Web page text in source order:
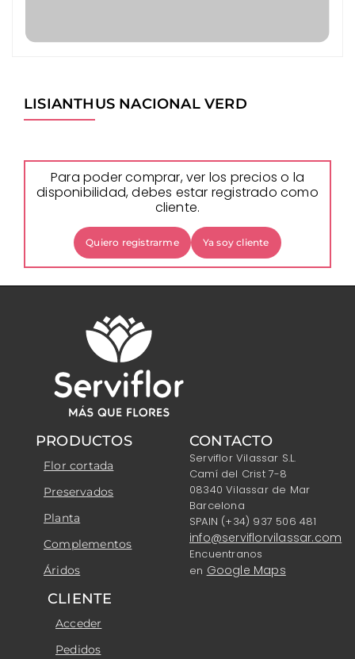
LISIANTHUS NACIONAL VERD
Para poder comprar, ver los precios o la
disponibilidad, debes estar registrado como
cliente.
Quiero registrarme Ya soy cliente
PRODUCTOS
Flor cortada
Preservados
Planta
Complementos
Áridos
CONTACTO
Serviflor Vilassar S.L.
Camí del Crist 7-8
08340 Vilassar de Mar
Barcelona
SPAIN (+34) 937 506 481
info@serviflorvilassar.com
Encuentranos
en Google Maps
CLIENTE
Acceder
Pedidos